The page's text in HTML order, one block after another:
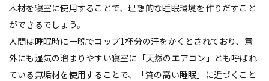
木材を寝室に使用することで、理想的な睡眠環境を作りだすこと
ができるでしょう。
人間は睡眠時に一晩でコップ1杯分の汗をかくとされており、意
外にも湿気の溜まりやすい寝室に「天然のエアコン」とも呼ばれ
ている無垢材を使用することで、「質の高い睡眠」に近づくこと